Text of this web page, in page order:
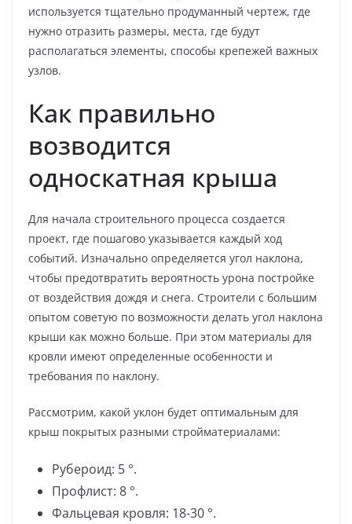
используется тщательно продуманный чертеж, где
нужно отразить размеры, места, где будут
располагаться элементы, способы крепежей важных
узлов.
Как правильно
возводится
односкатная крыша
Для начала строительного процесса создается
проект, где пошагово указывается каждый ход
событий. Изначально определяется угол наклона,
чтобы предотвратить вероятность урона постройке
от воздействия дождя и снега. Строители с большим
опытом советую по возможности делать угол наклона
крыши как можно больше. При этом материалы для
кровли имеют определенные особенности и
требования по наклону.
Рассмотрим, какой уклон будет оптимальным для
крыш покрытых разными стройматериалами:
Рубероид: 5 °.
Профлист: 8 °.
Фальцевая кровля: 18-30 °.